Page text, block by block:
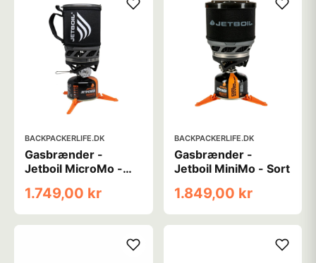
BACKPACKERLIFE.DK
Gasbrænder -
Jetboil MicroMo -
1.749,00 kr
BACKPACKERLIFE.DK
Gasbrænder -
Jetboil MiniMo - Sort
1.849,00 kr